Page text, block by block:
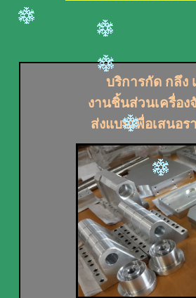
บริการกัด กลึง
งานชิ้นส่วนเครื่อง
ส่งแบบเพื่อเสนอร